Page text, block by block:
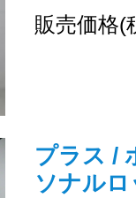
販売価格(
プラス /
ソナル